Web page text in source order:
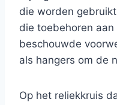
die worden
die toebehoren
beschouwde
als hangers om de
Op het reliekkruis